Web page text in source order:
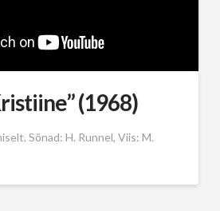
(1968)
Sõnad: H. Runnel, Viis: M.